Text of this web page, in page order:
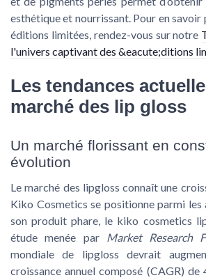
esthétique et nourrissant. Pour en savoir
éditions limitées, rendez-vous sur notre
l'univers captivant des &eacute;ditions
Les tendances
marché des lip gloss
Un marché florissant en
évolution
Le marché des lipgloss connaît une
Kiko Cosmetics se positionne parmi les
son produit phare, le kiko cosmetics
étude menée par Market Research
mondiale de lipgloss devrait
croissance annuel composé (CAGR)